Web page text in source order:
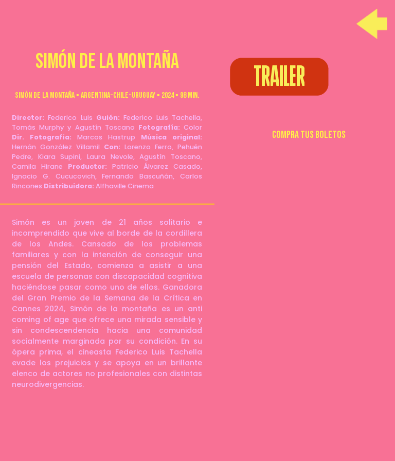
Simón de la montaña
Simón de la montaña ▪ Argentina-Chile-Uruguay ▪ 2024 ▪ 98 min.
Director: Federico Luis Guión: Federico Luis Tachella,
Tomás Murphy y Agustín Toscano Fotografía: Color
Dir. Fotografía: Marcos Hastrup Música original:
Hernán González Villamil Con: Lorenzo Ferro, Pehuén
Pedre, Kiara Supini, Laura Nevole, Agustín Toscano,
Camila Hirane Productor: Patricio Álvarez Casado,
Ignacio G. Cucucovich, Fernando Bascuñán, Carlos
Rincones Distribuidora: Alfhaville Cinema
Simón es un joven de 21 años solitario e
incomprendido que vive al borde de la cordillera
de los Andes. Cansado de los problemas
familiares y con la intención de conseguir una
pensión del Estado, comienza a asistir a una
escuela de personas con discapacidad cognitiva
haciéndose pasar como uno de ellos. Ganadora
del Gran Premio de la Semana de la Crítica en
Cannes 2024, Simón de la montaña es un anti
coming of age que ofrece una mirada sensible y
sin condescendencia hacia una comunidad
socialmente marginada por su condición. En su
ópera prima, el cineasta Federico Luis Tachella
evade los prejuicios y se apoya en un brillante
elenco de actores no profesionales con distintas
neurodivergencias.
COMPRA TUS BOLETOS